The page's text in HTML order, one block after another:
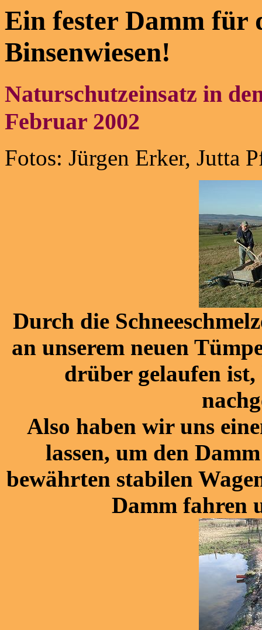
Ein fester Damm für
Binsenwiesen!
Naturschutzeinsatz in
Februar 2002
Fotos: Jürgen Erker, Jutta
Durch die
an unserem neuen
drüber gelaufen
Also haben wir uns
lassen, um den
bewährten stabilen
Damm fahren